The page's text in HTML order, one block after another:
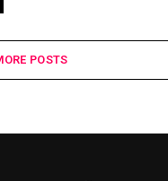
POSTS